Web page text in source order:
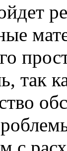
так